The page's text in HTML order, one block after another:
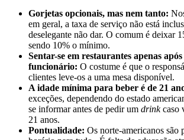
Gorjetas opcionais, mas nem tanto:
em geral, a taxa de serviço não está
deselegante não dar. O comum é deixar
sendo 10% o mínimo.
Sentar-se em restaurantes apenas
funcionário: O costume é que o
clientes leve-os a uma mesa disponível.
A idade mínima para beber é de 21
exceções, dependendo do estado
se informar antes de pedir um drinkcaso
21 anos.
Pontualidade: Os norte-americanos são